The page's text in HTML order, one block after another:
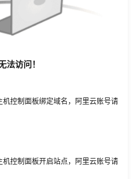
访问！
控制面板绑定域名，阿里云账号请
控制面板开启站点，阿里云账号请